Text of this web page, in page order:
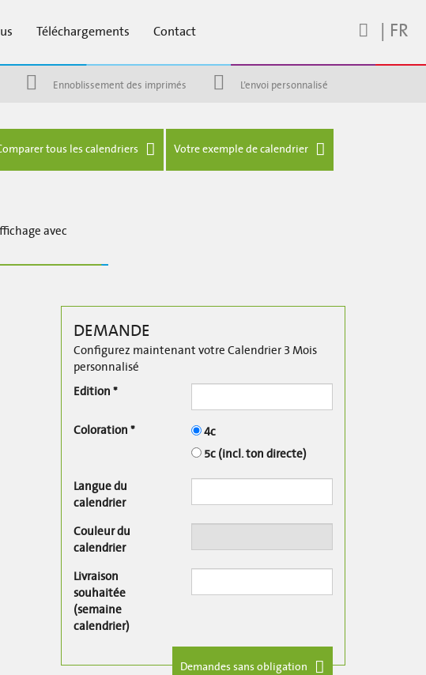
| FR
Téléchargements Contact
Ennoblissement des imprimés L’envoi personnalisé
tous les calendriers Votre exemple de calendrier
avec
DEMANDE
Configurez maintenant votre Calendrier 3 Mois
personnalisé
Edition *
Coloration *
4c
5c (incl. ton directe)
Langue du
calendrier
Couleur du
calendrier
Livraison
souhaitée
(semaine
calendrier)
Demandes sans obligation